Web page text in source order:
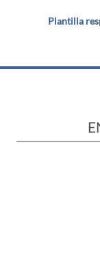
Plantilla